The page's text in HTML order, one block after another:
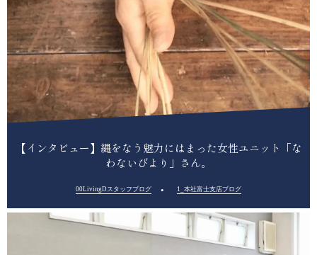
【インタビュー】縄をなう魅力にはまった女性ユニット「な
わないびより」さん。
00LivingDスタッフブログ 1_本社富士支店ブログ